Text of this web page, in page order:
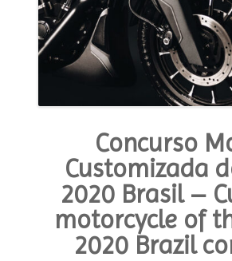
Concurso
Customizada
2020 Brasil –
motorcycle of
2020 Brazil